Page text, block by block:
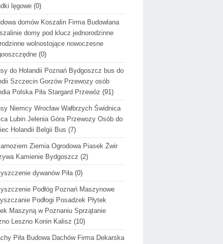
lęgowe (0)
domów Koszalin Firma Budowlana
domy pod klucz jednorodzinne
wolnostojące nowoczesne
(0)
do Holandii Poznań Bydgoszcz bus do
Szczecin Gorzów Przewozy osób
Polska Piła Stargard Przewóz (91)
Niemcy Wrocław Wałbrzych Świdnica
Lubin Jelenia Góra Przewozy Osób do
Holandii Belgii Bus (7)
Ziemia Ogrodowa Piasek Żwir
Kamienie Bydgoszcz (2)
dywanów Piła(0)
Podłóg Poznań Maszynowe
Podłogi Posadzek Płytek
Maszyną w Poznaniu Sprzątanie
Leszno Konin Kalisz (10)
Piła Budowa Dachów Firma Dekarska